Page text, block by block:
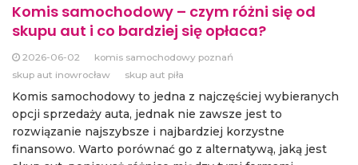
Komis samochodowy – czym różni się od
skupu aut i co bardziej się opłaca?
2026-06-02
komis samochodowy poznań
skup aut inowrocław
skup aut piła
Komis samochodowy to jedna z najczęściej wybieranych
opcji sprzedaży auta, jednak nie zawsze jest to
rozwiązanie najszybsze i najbardziej korzystne
finansowo. Warto porównać go z alternatywą, jaką jest